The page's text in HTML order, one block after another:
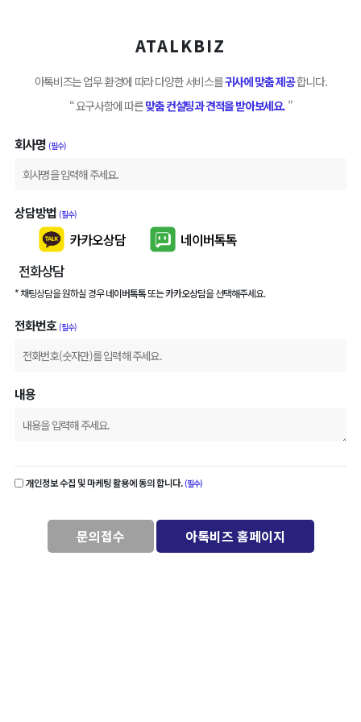
ATALKBIZ
아톡비즈는 업무 환경에 따라 다양한 서비스를귀사에 맞춤 제공합니다.
“ 요구사항에 따른맞춤 컨설팅과 견적을 받아보세요. ”
회사명 (필수)
상담방법 (필수)
전화상담
카카오상담 네이버톡톡
* 채팅상담을 원하실 경우네이버톡톡또는카카오상담을 선택해주세요.
전화번호 (필수)
내용
개인정보 수집 및 마케팅 활용에 동의 합니다. (필수)
문의접수 아톡비즈 홈페이지